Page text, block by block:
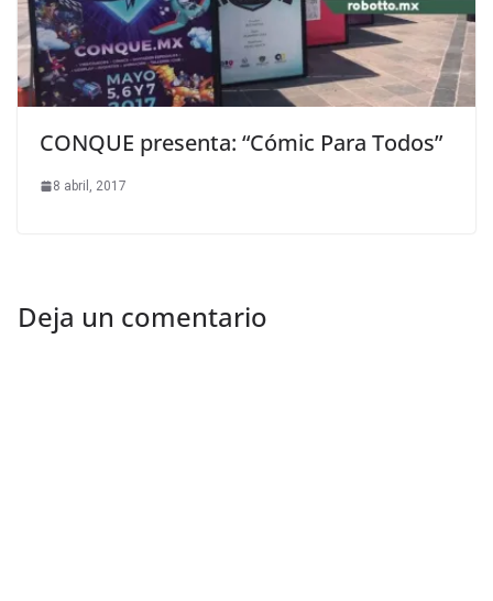
CONQUE presenta: “Cómic Para Todos”
8 abril, 2017
Deja un comentario